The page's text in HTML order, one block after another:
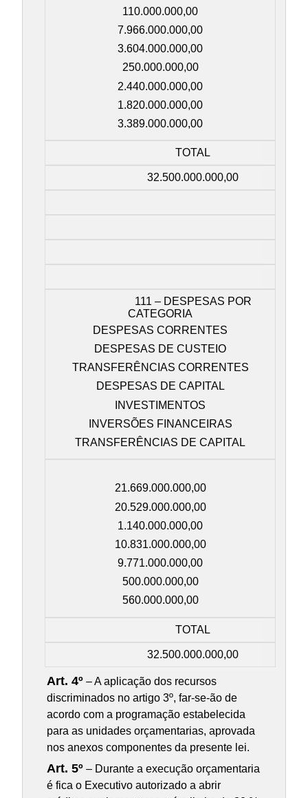
110.000.000,00
7.966.000.000,00
3.604.000.000,00
250.000.000,00
2.440.000.000,00
1.820.000.000,00
3.389.000.000,00
TOTAL
32.500.000.000,00
111 – DESPESAS POR
CATEGORIA
DESPESAS CORRENTES
DESPESAS DE CUSTEIO
TRANSFERÊNCIAS CORRENTES
DESPESAS DE CAPITAL
INVESTIMENTOS
INVERSÕES FINANCEIRAS
TRANSFERÊNCIAS DE CAPITAL
21.669.000.000,00
20.529.000.000,00
1.140.000.000,00
10.831.000.000,00
9.771.000.000,00
500.000.000,00
560.000.000,00
TOTAL
32.500.000.000,00
Art. 4º – A aplicação dos recursos
discriminados no artigo 3º, far-se-ão de
acordo com a programação estabelecida
para as unidades orçamentarias, aprovada
nos anexos componentes da presente lei.
Art. 5º – Durante a execução orçamentaria
é fica o Executivo autorizado a abrir